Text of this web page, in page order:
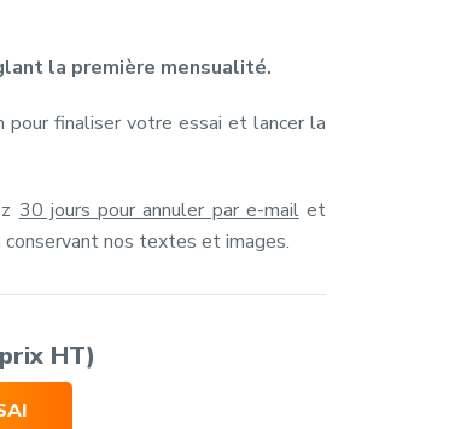
la première mensualité.
pour finaliser votre essai et lancer la
30 jours pour annuler par e-mailet
nos textes et images.
HT)